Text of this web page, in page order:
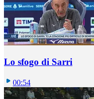
Lo sfogo di Sarri
00:54